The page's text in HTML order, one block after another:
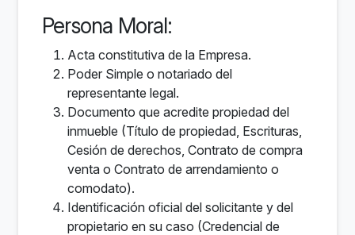
Persona Moral:
Acta constitutiva de la Empresa.
Poder Simple o notariado del
representante legal.
Documento que acredite propiedad del
inmueble (Título de propiedad, Escrituras,
Cesión de derechos, Contrato de compra
venta o Contrato de arrendamiento o
comodato).
Identificación oficial del solicitante y del
propietario en su caso (Credencial de